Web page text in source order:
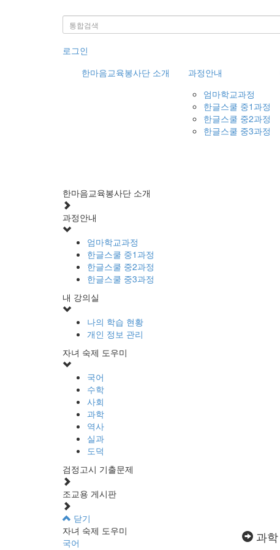
로그인
한마음교육봉사단 소개
과정안내
엄마학교과정
한글스쿨 중1과정
한글스쿨 중2과정
한글스쿨 중3과정
한마음교육봉사단 소개
과정안내
엄마학교과정
한글스쿨 중1과정
한글스쿨 중2과정
한글스쿨 중3과정
내 강의실
나의 학습 현황
개인 정보 관리
자녀 숙제 도우미
국어
수학
사회
과학
역사
실과
도덕
검정고시 기출문제
조교용 게시판
닫기
과학
자녀 숙제 도우미
국어